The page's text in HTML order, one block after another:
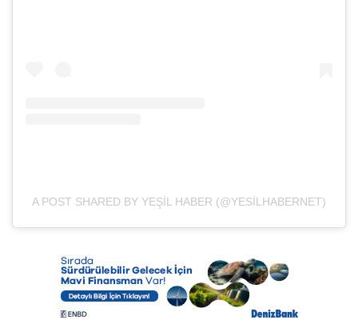
A POST SHARED BY YEŞIL HABER (@YESILHABERNET)